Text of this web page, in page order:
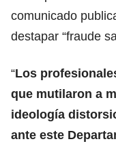
comunicado
destapar “fraude
“Los
que mutilaron a
ideología
ante este